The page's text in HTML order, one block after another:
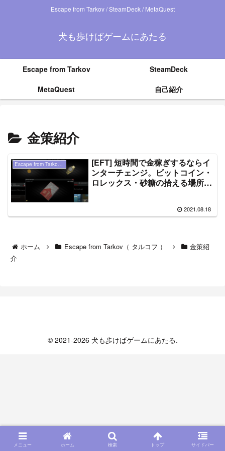
Escape from Tarkov / SteamDeck / MetaQuest
犬も歩けばゲームにあたる
Escape from Tarkov
SteamDeck
MetaQuest
自己紹介
金策紹介
Escape from Tarkov（ タルコフ ）
[EFT] 短時間で金稼ぎするならイ
ンターチェンジ。ビットコイン・
ロレックス・砂糖の拾える場所紹
2021.08.18
ホーム Escape from Tarkov（ タルコフ ）
金策紹
介
© 2021-2026 犬も歩けばゲームにあたる.
メニュー ホーム 検索 トップ サイドバー